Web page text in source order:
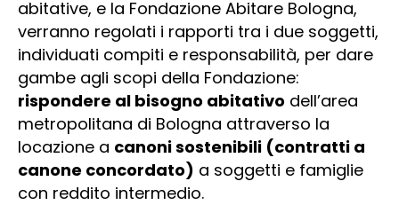
abitative, e la Fondazione Abitare Bologna,
verranno regolati i rapporti tra i due soggetti,
individuati compiti e responsabilità, per dare
gambe agli scopi della Fondazione:
rispondere al bisogno abitativo dell’area
metropolitana di Bologna attraverso la
locazione a canoni sostenibili (contratti a
canone concordato) a soggetti e famiglie
con reddito intermedio.